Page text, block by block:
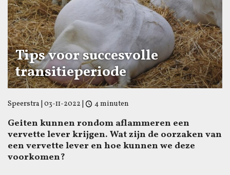
Tips voor succesvolle
transitieperiode
Speerstra 03-11-2022 4 minuten
Geiten kunnen rondom aflammeren een
vervette lever krijgen. Wat zijn de oorzaken van
een vervette lever en hoe kunnen we deze
voorkomen?